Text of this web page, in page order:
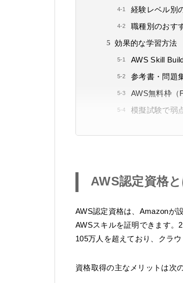
経験レベル別
職種別のおす
効果的な学習方法
AWS Skill
参考書・問題
AWS無料枠（
模擬試験で弱
AWS認定資格
AWS認定資格は、Amazonが
AWSスキルを証明できます。
105万人を超えており、クラ
資格取得の主なメリットは次